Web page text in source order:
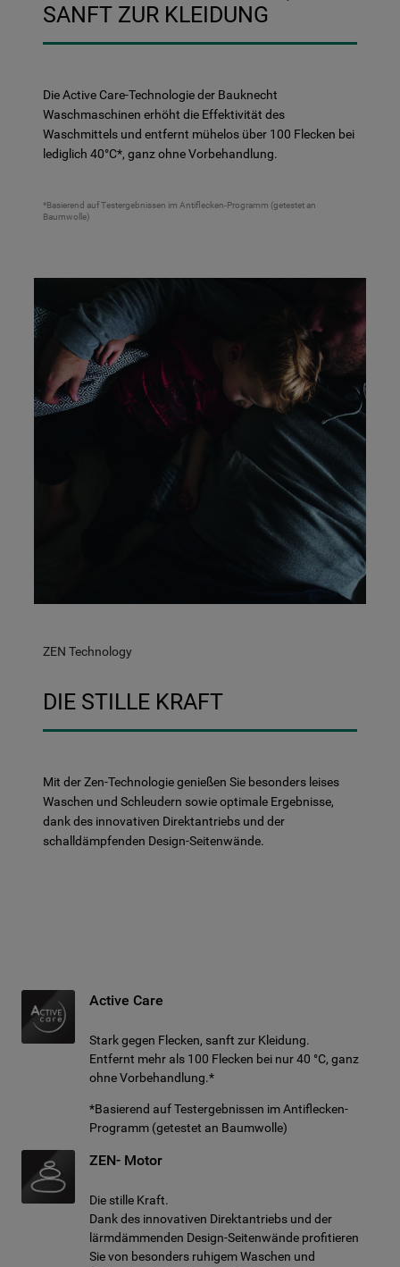
SANFT ZUR KLEIDUNG
Die Active Care-Technologie der Bauknecht
Waschmaschinen erhöht die Effektivität des
Waschmittels und entfernt mühelos über 100 Flecken bei
lediglich 40°C*, ganz ohne Vorbehandlung.
*Basierend auf Testergebnissen im Antiflecken-Programm (getestet an
Baumwolle)
ZEN Technology
DIE STILLE KRAFT
Mit der Zen-Technologie genießen Sie besonders leises
Waschen und Schleudern sowie optimale Ergebnisse,
dank des innovativen Direktantriebs und der
schalldämpfenden Design-Seitenwände.
Active Care
Stark gegen Flecken, sanft zur Kleidung.
Entfernt mehr als 100 Flecken bei nur 40 °C, ganz
ohne Vorbehandlung.*
*Basierend auf Testergebnissen im Antiflecken-
Programm (getestet an Baumwolle)
ZEN- Motor
Die stille Kraft.
Dank des innovativen Direktantriebs und der
lärmdämmenden Design-Seitenwände profitieren
Sie von besonders ruhigem Waschen und